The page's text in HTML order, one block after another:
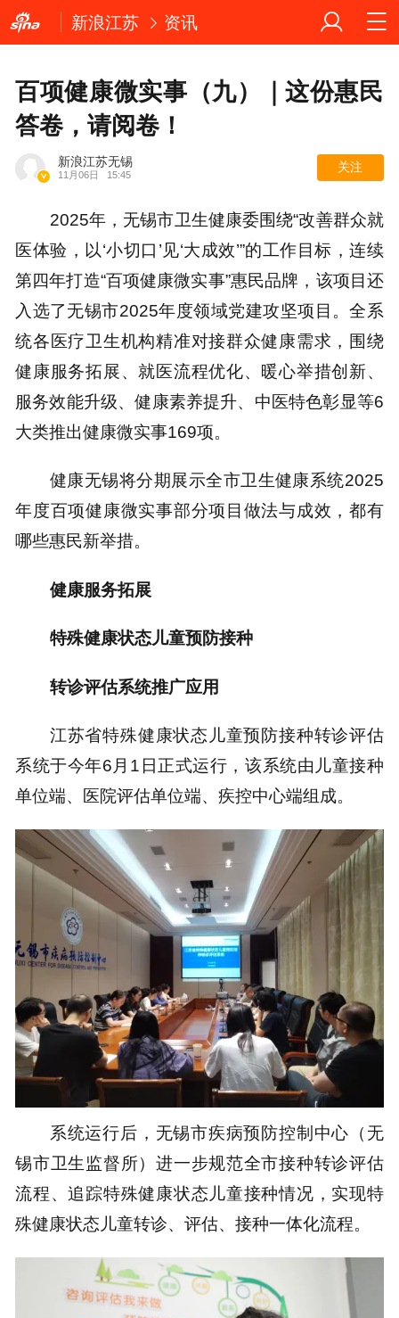
新浪江苏 资讯
百项健康微实事（九）｜这份惠民
答卷，请阅卷！
新浪江苏无锡
11月06日 15:45
关注
2025年，无锡市卫生健康委围绕“改善群众就
医体验，以‘小切口’见‘大成效’”的工作目标，连续
第四年打造“百项健康微实事”惠民品牌，该项目还
入选了无锡市2025年度领域党建攻坚项目。全系
统各医疗卫生机构精准对接群众健康需求，围绕
健康服务拓展、就医流程优化、暖心举措创新、
服务效能升级、健康素养提升、中医特色彰显等6
大类推出健康微实事169项。
健康无锡将分期展示全市卫生健康系统2025
年度百项健康微实事部分项目做法与成效，都有
哪些惠民新举措。
健康服务拓展
特殊健康状态儿童预防接种
转诊评估系统推广应用
江苏省特殊健康状态儿童预防接种转诊评估
系统于今年6月1日正式运行，该系统由儿童接种
单位端、医院评估单位端、疾控中心端组成。
系统运行后，无锡市疾病预防控制中心（无
锡市卫生监督所）进一步规范全市接种转诊评估
流程、追踪特殊健康状态儿童接种情况，实现特
殊健康状态儿童转诊、评估、接种一体化流程。